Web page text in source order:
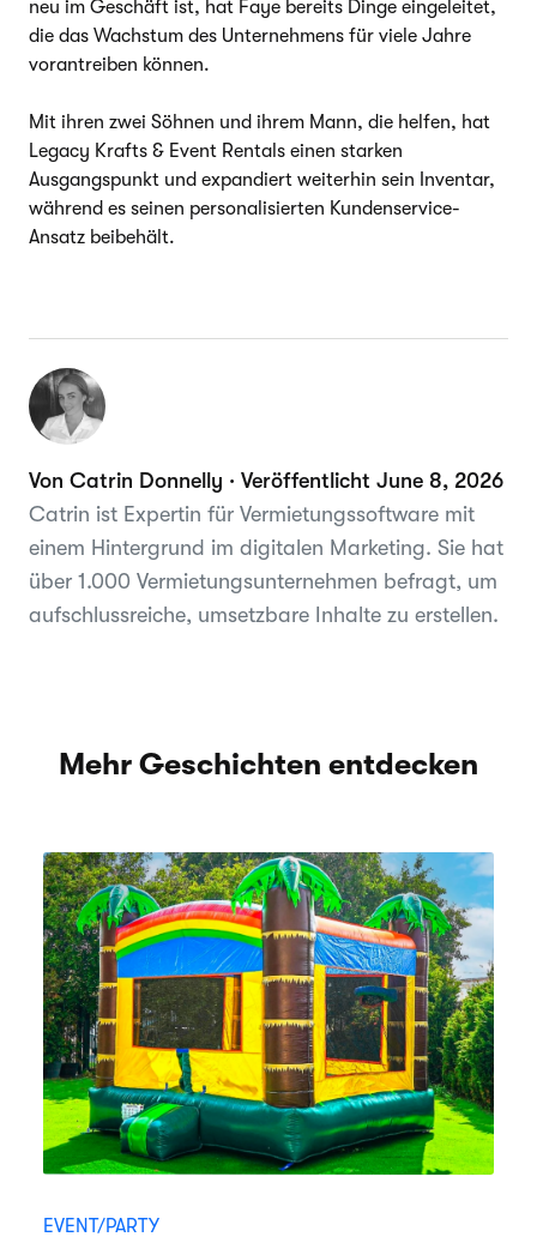
neu im Geschäft ist, hat Faye bereits Dinge eingeleitet,
die das Wachstum des Unternehmens für viele Jahre
vorantreiben können.
Mit ihren zwei Söhnen und ihrem Mann, die helfen, hat
Legacy Krafts & Event Rentals einen starken
Ausgangspunkt und expandiert weiterhin sein Inventar,
während es seinen personalisierten Kundenservice-
Ansatz beibehält.
Von Catrin Donnelly · Veröffentlicht June 8, 2026
Catrin ist Expertin für Vermietungssoftware mit
einem Hintergrund im digitalen Marketing. Sie hat
über 1.000 Vermietungsunternehmen befragt, um
aufschlussreiche, umsetzbare Inhalte zu erstellen.
Mehr Geschichten entdecken
EVENT/PARTY